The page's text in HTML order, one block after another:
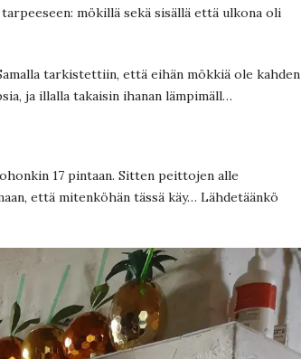
mökillä sekä sisällä että ulkona oli
tarkistettiin, että eihän mökkiä ole kahden
ja illalla takaisin ihanan lämpimäll…
17 pintaan. Sitten peittojen alle
että mitenköhän tässä käy… Lähdetäänkö